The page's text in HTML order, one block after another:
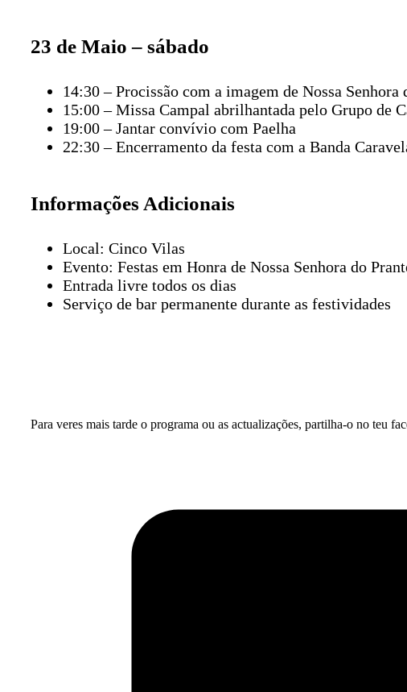
23 de Maio – sábado
14:30 – Procissão com a imagem de Nossa
15:00 – Missa Campal abrilhantada pelo Grupo de
19:00 – Jantar convívio com Paelha
22:30 – Encerramento da festa com a Banda
Informações Adicionais
Local: Cinco Vilas
Evento: Festas em Honra de Nossa Senhora do
Entrada livre todos os dias
Serviço de bar permanente durante as festividades
Para veres mais tarde o programa ou as actualizações, partilha-o no teu